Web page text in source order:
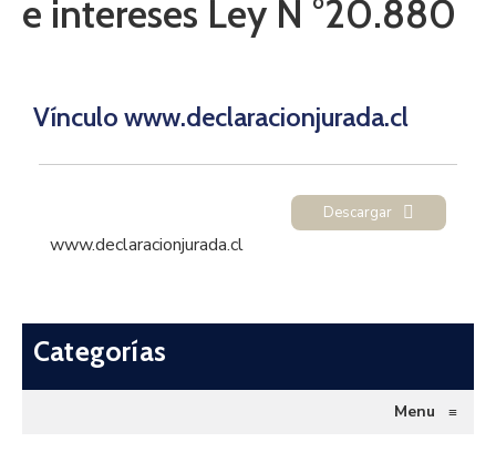
e intereses Ley N °20.880
Vínculo www.declaracionjurada.cl
www.declaracionjurada.cl
Descargar
Categorías
Menu ≡